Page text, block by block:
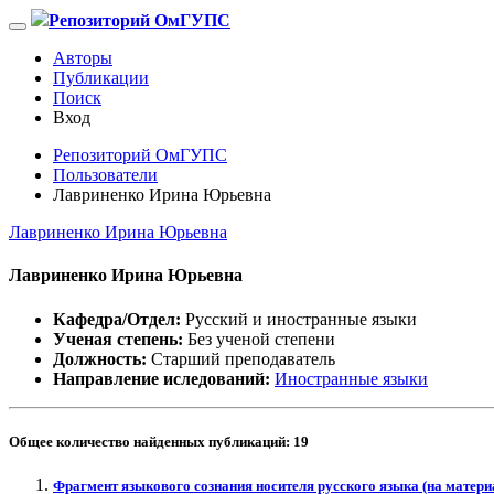
Репозиторий ОмГУПС
Авторы
Публикации
Поиск
Вход
Репозиторий ОмГУПС
Пользователи
Лавриненко Ирина Юрьевна
Лавриненко Ирина Юрьевна
Лавриненко Ирина Юрьевна
Кафедра/Отдел: Русский и иностранные языки
Ученая степень: Без ученой степени
Должность: Старший преподаватель
Направление иследований: Иностранные языки
Общее количество найденных публикаций: 19
Фрагмент языкового сознания носителя русского языка (на